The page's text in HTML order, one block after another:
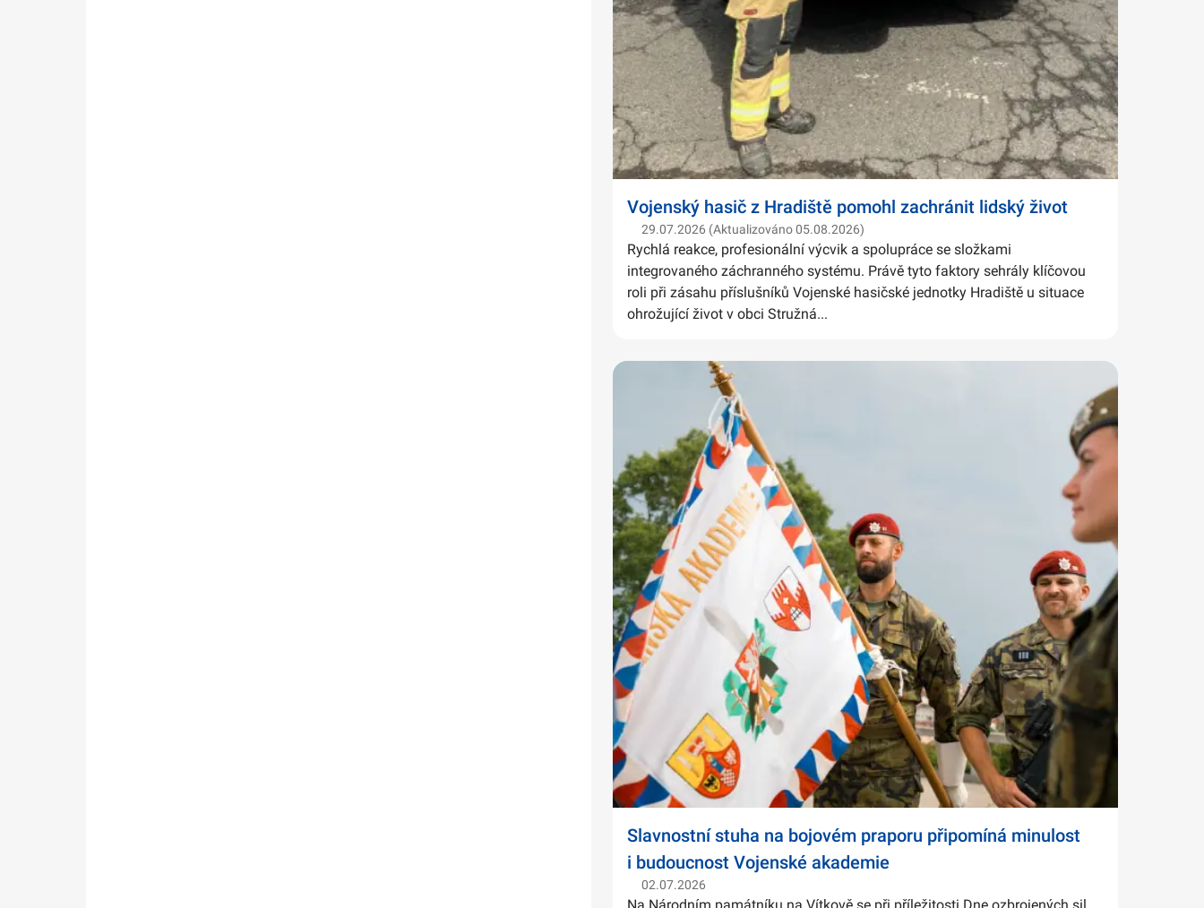
Vojenský hasič z Hradiště pomohl zachránit lidský život
29.07.2026 (Aktualizováno 05.08.2026)
Rychlá reakce, profesionální výcvik a spolupráce se složkami
integrovaného záchranného systému. Právě tyto faktory sehrály klíčovou
roli při zásahu příslušníků Vojenské hasičské jednotky Hradiště u situace
ohrožující život v obci Stružná...
Slavnostní stuha na bojovém praporu připomíná minulost
i budoucnost Vojenské akademie
02.07.2026